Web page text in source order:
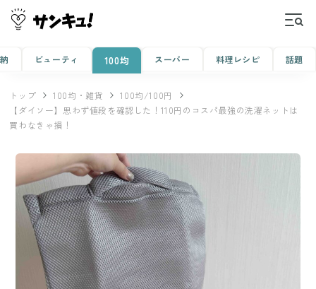
ビューティ 100均 スーパー 料理レシピ 話題
トップ 100均・雑貨
100均/100円
【ダイソー】思わず値段を確認した！110円のコスパ最強の洗濯ネットは
買わなきゃ損！